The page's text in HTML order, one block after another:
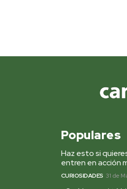
Populares
Haz esto si
entren en acción
CURIOSIDADES 31 de